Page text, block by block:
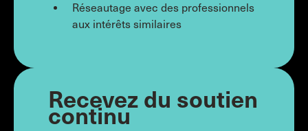
Réseautage avec des professionnels
aux intérêts similaires
Recevez du soutien
continu